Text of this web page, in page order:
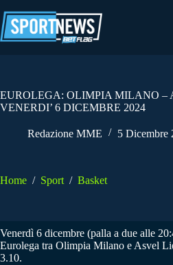
al
contenuto
EUROLEGA: OLIMPIA MILANO –
VENERDI’ 6 DICEMBRE 2024
Redazione MME 5 Dicembre
Home / Sport / Basket
Venerdì 6 dicembre (palla a due alle
Eurolega tra Olimpia Milano e Asvel
3.10.